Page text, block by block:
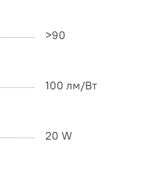
>90
100 лм/Вт
20 W